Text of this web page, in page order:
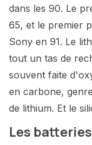
dans les 90. Le
65, et le premier
Sony en 91. Le
tout un tas de
souvent faite
en carbone,
de lithium. Et le
Les